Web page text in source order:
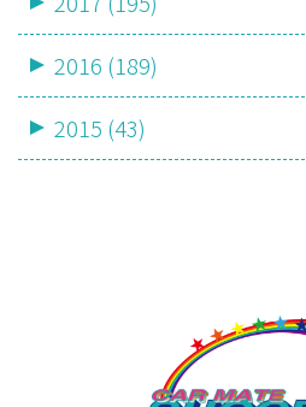
2016 (189)
2015 (43)